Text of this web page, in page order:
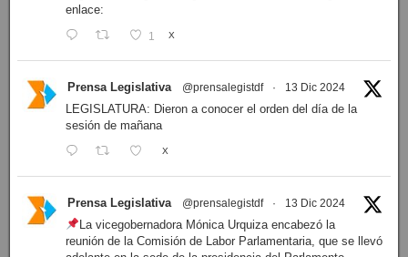
enlace:
1 X
Prensa Legislativa @prensalegistdf · 13 Dic 2024
LEGISLATURA: Dieron a conocer el orden del día de la
sesión de mañana
X
Prensa Legislativa @prensalegistdf · 13 Dic 2024
La vicegobernadora Mónica Urquiza encabezó la
reunión de la Comisión de Labor Parlamentaria, que se llevó